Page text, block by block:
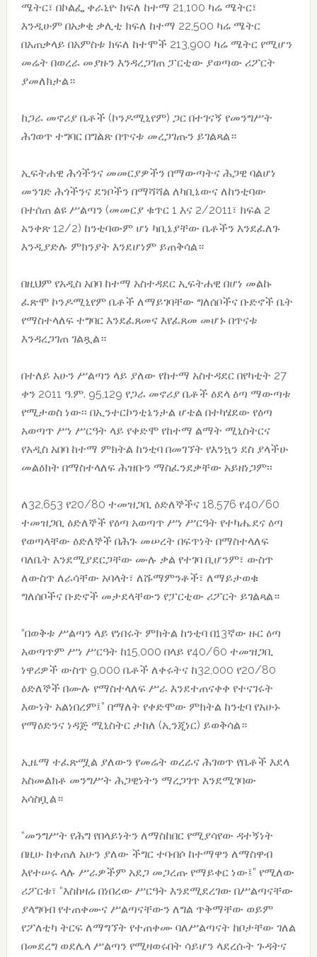
ሜትር፣ በኮልፌ ቀራኒዮ ክፍለ ከተማ 21,100 ካሬ ሜትር፣
እንዲሁም በአቃቂ ቃሊቲ ክፍለ ከተማ 22,500 ካሬ ሜትር
በአጠቃላይ በአምስቱ ክፍለ ከተሞች 213,900 ካሬ ሜትር የሚሆን
መሬት በወረራ መያዙን እንዳረጋገጠ ፓርቲው ያወጣው ሪፖርት
ያመለክታል።
ከጋራ መኖሪያ ቤቶች (ኮንዶሚኒየም) ጋር በተገናኝ የመንግሥት
ሕገወጥ ተግባር በግልጽ በጥናቱ መረጋገጡን ይገልጻል።
ኢፍትሐዊ ሕጎችንና መመርያዎችን በማውጣትና ሕጋዊ ባልሆነ
መንገድ ሕጎችንና ደንቦችን በማሻሻል ለካቢኔውና ለከንቲባው
በተሰጠ ልዩ ሥልጣን (መመርያ ቁጥር 1 እና 2/2011፣ ክፍል 2
አንቀጽ 12/2) ከንቲባውም ሆነ ካቢኔያቸው ቤቶችን እንደፈለጉ
እንዲያድሉ ምክንያት እንደሆነም ይጠቅሳል።
በዚህም የአዲስ አበባ ከተማ አስተዳደር ኢፍትሐዊ በሆነ መልኩ
ፈጽሞ ኮንዶሚኒየም ቤቶች ለማይገባቸው ግለሰቦችና ቡድኖች ቤት
የማስተላለፍ ተግባር እንደፈጸመና እየፈጸመ መሆኑ በጥናቱ
እንዳረጋገጠ ገልጿል።
በተለይ አሁን ሥልጣን ላይ ያለው የከተማ አስተዳደር በየካቲት 27
ቀን 2011 ዓ.ም. 95,129 የጋራ መኖሪያ ቤቶች ዕደላ ዕጣ ማውጣቱ
የሚታወስ ነው፡፡ በኢንተርኮንቲኔንታል ሆቴል በተካሄደው የዕጣ
አወጣጥ ሥነ ሥርዓት ላይ የቀድሞ የከተማ ልማት ሚኒስትርና
የአዲስ አበባ ከተማ ምክትል ከንቲባ በመገኘት የእንኳን ደስ ያላችሁ
መልዕክት በማስተላለፍ ሕዝቡን ማስፈንደቃቸው አይዘነጋም፡፡
ለ32,653 የ20/80 ተመዝጋቢ ዕድለኞችና 18,576 የ40/60
ተመዝጋቢ ዕድለኞች የዕጣ አወጣጥ ሥነ ሥርዓት የተካሔደና ዕጣ
የወጣላቸው ዕድለኞች በሕጉ መሠረት በፍጥነት በማስተላለፍ
ባለቤት እንደሚያደርጋቸው ሙሉ ቃል የተገባ ቢሆንም፣ ውስጥ
ለውስጥ ለራሳቸው አባላት፣ ለሹማምንቶች፣ ለማይታወቁ
ግለሰቦችና ቡድኖች መታደላቸውን የፓርቲው ሪፖርት ይገልጻል።
“በወቅቱ ሥልጣን ላይ የነበሩት ምክትል ከንቲባ በ13ኛው ዙር ዕጣ
አወጣጥም ሥነ ሥርዓት ከ15,000 በላይ የ40/60 ተመዝጋቢ
ነዋሪዎች ውስጥ 9,000 ቤቶች ለቀሩትና ከ32,000 የ20/80
ዕድለኞች በሙሉ የማስተላለፍ ሥራ እንደተጠናቀቀ የተናገሩት
እውነት አልነበረም፤” በማለት የቀድሞው ምክትል ከንቲባ የአሁኑ
የማዕድንና ነዳጅ ሚኒስትር ታከለ (ኢንጂነር) ይወቅሳል።
ኢዜማ ተፈጽሟል ያለውን የመሬት ወረራና ሕገወጥ የቤቶች እደላ
አስመልክቶ መንግሥት ሕጋዊነትን ማረጋገጥ እንደሚገባው
አሳስቧል።
“መንግሥት የሕግ የበላይነትን ለማስከበር የሚያሳየው ዳተኝነት
በዚሁ ከቀጠለ አሁን ያለው ችግር ተባብሶ ከተማዋን ለማስዋብ
እየተሠሩ ላሉ ሥራዎችም አደጋ መጋረጡ የማይቀር ነው፤” የሚለው
ሪፖርቱ፣ “እስከዛሬ በነበረው ሥርዓት እንደሚደረገው በሥልጣናቸው
ያላግባብ የተጠቀሙና ሥልጣናቸውን ለግል ጥቅማቸው ወይም
የፖለቲካ ትርፍ ለማግኘት የተጠቀሙ ባለሥልጣናት ከቦታቸው ገለል
በመደረግ ወደሌላ ሥልጣን የሚዛወሩበት ሳይሆን ላደረሱት ጉዳትና